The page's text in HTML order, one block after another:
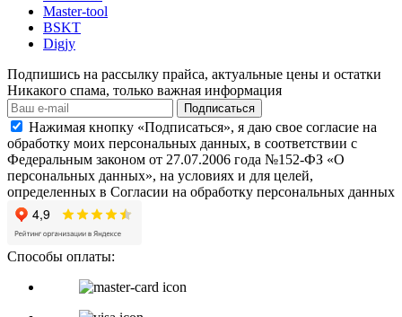
Master-tool
BSKT
Digjy
Подпишись на рассылку прайса, актуальные цены и остатки
Никакого спама, только важная информация
Подписаться
Нажимая кнопку «Подписаться», я даю свое согласие на
обработку моих персональных данных, в соответствии с
Федеральным законом от 27.07.2006 года №152-ФЗ «О
персональных данных», на условиях и для целей,
определенных в Согласии на обработку персональных данных
Способы оплаты: